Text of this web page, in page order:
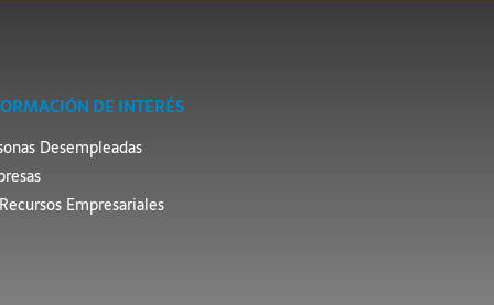
DE INTERÉS
Desempleadas
Empresariales